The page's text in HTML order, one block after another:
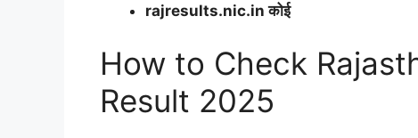
rajresults.nic.in कोई
How to Check
Result 2025